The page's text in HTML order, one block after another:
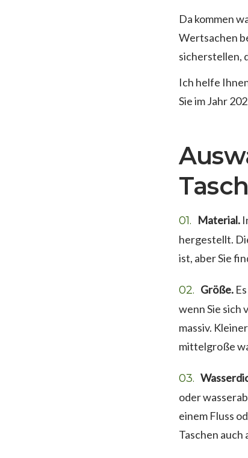
Da kommen
Wertsachen
sicherstellen,
Ich helfe
Sie im Jahr
Material.
hergestellt.
ist, aber Sie
Größe.
wenn Sie sich
massiv.
mittelgroße
oder
einem Fluss
Taschen auch